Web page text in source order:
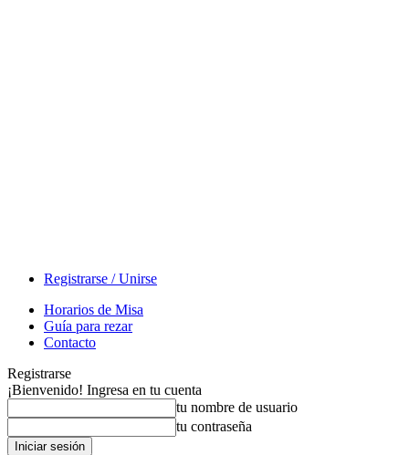
Registrarse / Unirse
Horarios de Misa
Guía para rezar
Contacto
Registrarse
¡Bienvenido! Ingresa en tu cuenta
tu nombre de usuario
tu contraseña